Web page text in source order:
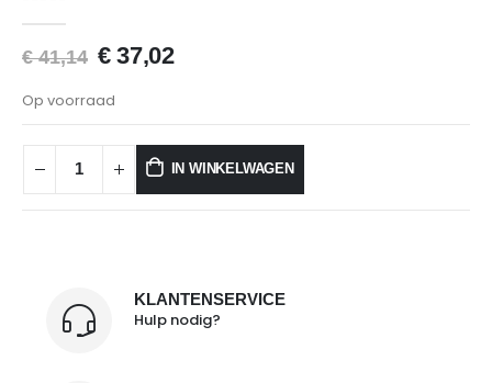
€41,14 €37,02
Op voorraad
IN WINKELWAGEN
KLANTENSERVICE
Hulp nodig?